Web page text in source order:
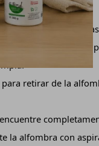
máxima de
de e inicie
retirar de la
la alfombra con